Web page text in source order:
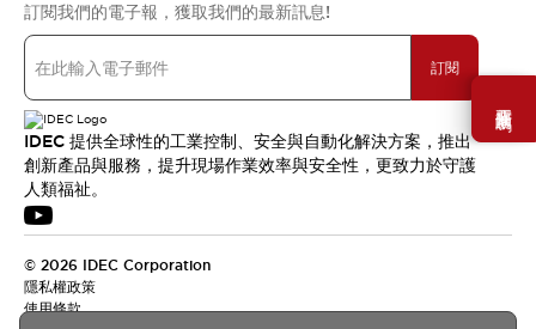
需要幫助嗎？
訂閱我們的電子報，獲取我們的最新訊息!
訂閱
IDEC 提供全球性的工業控制、安全與自動化解決方案，推出
創新產品與服務，提升現場作業效率與安全性，更致力於守護
人類福祉。
© 2026 IDEC Corporation
隱私權政策
使用條款